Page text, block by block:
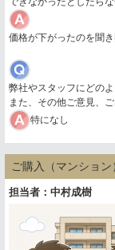
価格が下がったのを聞き
弊社やスタッフにどの
また、その他ご意見、
特になし
ご購入（マンション
担当者：中村成樹